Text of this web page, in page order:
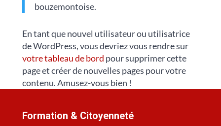
bouzemontoise.
En tant que nouvel utilisateur ou utilisatrice
de WordPress, vous devriez vous rendre sur
votre tableau de bord pour supprimer cette
page et créer de nouvelles pages pour votre
contenu. Amusez-vous bien !
Formation & Citoyenneté